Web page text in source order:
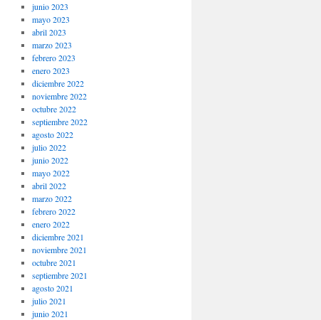
junio 2023
mayo 2023
abril 2023
marzo 2023
febrero 2023
enero 2023
diciembre 2022
noviembre 2022
octubre 2022
septiembre 2022
agosto 2022
julio 2022
junio 2022
mayo 2022
abril 2022
marzo 2022
febrero 2022
enero 2022
diciembre 2021
noviembre 2021
octubre 2021
septiembre 2021
agosto 2021
julio 2021
junio 2021